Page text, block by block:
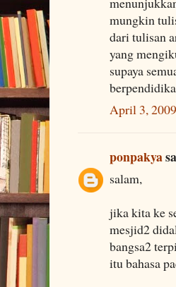
mungkin
dari tulisan
yang
supaya
April 3,
ponpakya
salam,
jika kita ke
mesjid2
bangsa2
itu bahasa